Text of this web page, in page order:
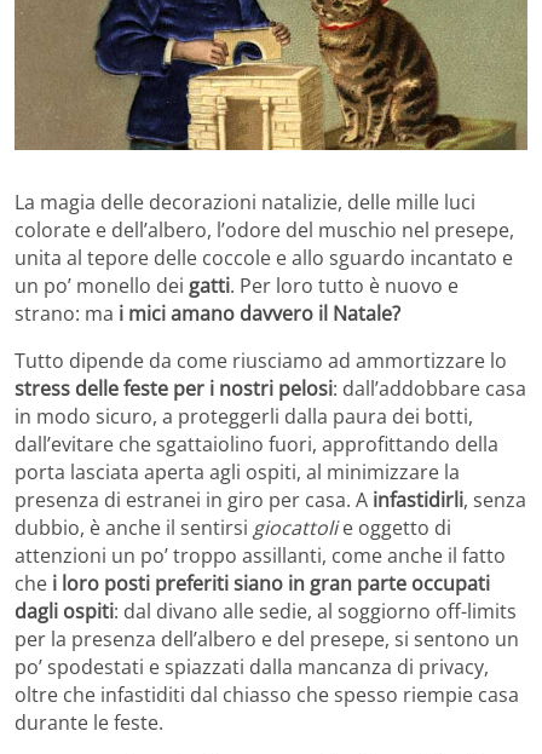
La magia delle decorazioni natalizie, delle mille luci
colorate e dell’albero, l’odore del muschio nel presepe,
unita al tepore delle coccole e allo sguardo incantato e
un po’ monello dei gatti. Per loro tutto è nuovo e
strano: ma i mici amano davvero il Natale?
Tutto dipende da come riusciamo ad ammortizzare lo
stress delle feste per i nostri pelosi: dall’addobbare casa
in modo sicuro, a proteggerli dalla paura dei botti,
dall’evitare che sgattaiolino fuori, approfittando della
porta lasciata aperta agli ospiti, al minimizzare la
presenza di estranei in giro per casa. A infastidirli, senza
dubbio, è anche il sentirsi giocattolie oggetto di
attenzioni un po’ troppo assillanti, come anche il fatto
che i loro posti preferiti siano in gran parte occupati
dagli ospiti: dal divano alle sedie, al soggiorno off-limits
per la presenza dell’albero e del presepe, si sentono un
po’ spodestati e spiazzati dalla mancanza di privacy,
oltre che infastiditi dal chiasso che spesso riempie casa
durante le feste.